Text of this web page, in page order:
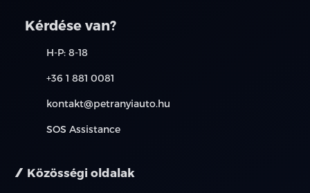
hátsó fejtámlák
Hi-Fi
manuális (5 fokozatú) sebességváltó
Kérdése van?
H-P: 8-18
+36 1 881 0081
kontakt@petranyiauto.hu
SOS Assistance
Közösségi oldalak